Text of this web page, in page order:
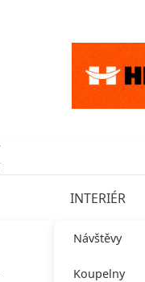
INTERIÉR
Návštěvy
Koupelny